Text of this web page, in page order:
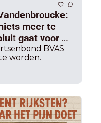
meer te
gaat voor
in
BVAS
worden.